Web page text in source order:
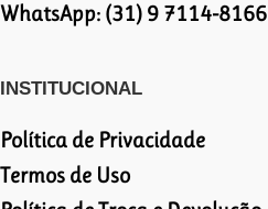
WhatsApp: (31) 9 7114-8166
INSTITUCIONAL
Política de Privacidade
Termos de Uso